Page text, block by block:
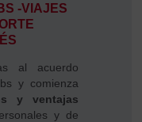
-VIAJES
al acuerdo
y comienza
y ventajas
y de